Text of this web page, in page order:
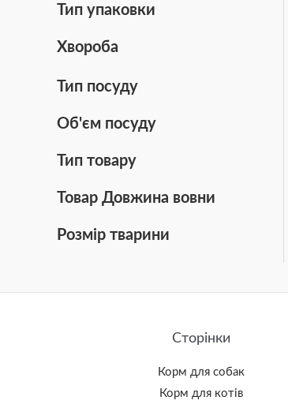
Тип упаковки
Хвороба
Тип посуду
Об'єм посуду
Тип товару
Товар Довжина вовни
Розмір тварини
Сторінки
Корм для собак
Корм для котів